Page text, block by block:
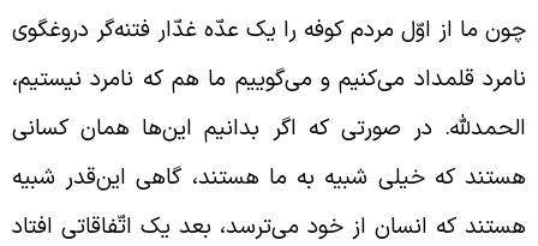
ما از اوّل مردم کوفه را یک عدّه غدّار فتنه‌گر دروغگوی
قلمداد می‌کنیم و می‌گوییم ما هم که نامرد نیستیم،
در صورتی که اگر بدانیم این‌ها همان کسانی
که خیلی شبیه به ما هستند، گاهی این‌قدر شبیه
که انسان از خود می‌ترسد، بعد یک اتّفاقاتی افتاد